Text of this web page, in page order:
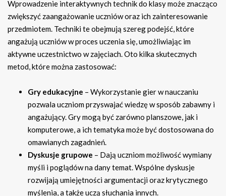
Wprowadzenie interaktywnych technik do klasy może znacząco
zwiększyć zaangażowanie uczniów oraz ich zainteresowanie
przedmiotem. Techniki te obejmują szereg podejść, które
angażują uczniów w proces uczenia się, umożliwiając im
aktywne uczestnictwo w zajęciach. Oto kilka skutecznych
metod, które można zastosować:
Gry edukacyjne – Wykorzystanie gier w nauczaniu
pozwala uczniom przyswajać wiedzę w sposób zabawny i
angażujący. Gry mogą być zarówno planszowe, jak i
komputerowe, a ich tematyka może być dostosowana do
omawianych zagadnień.
Dyskusje grupowe – Dają uczniom możliwość wymiany
myśli i poglądów na dany temat. Wspólne dyskusje
rozwijają umiejętności argumentacji oraz krytycznego
myślenia, a także uczą słuchania innych.